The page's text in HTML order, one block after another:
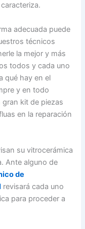
adecuada puede
técnicos
la mejor y más
todos y cada uno
qué hay en el
y en todo
kit de piezas
en la reparación
su vitrocerámica
Ante alguno de
de
revisará cada uno
para proceder a